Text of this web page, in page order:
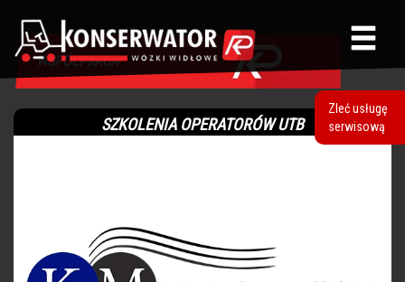
WSPÓŁPRACA
SZKOLENIA OPERATORÓW UTB
Zleć usługę
serwisową